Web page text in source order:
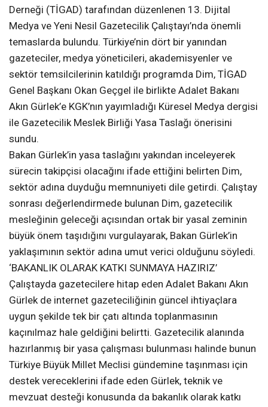
Derneği (TİGAD) tarafından düzenlenen 13. Dijital
Medya ve Yeni Nesil Gazetecilik Çalıştayı’nda önemli
temaslarda bulundu. Türkiye’nin dört bir yanından
gazeteciler, medya yöneticileri, akademisyenler ve
sektör temsilcilerinin katıldığı programda Dim, TİGAD
Genel Başkanı Okan Geçgel ile birlikte Adalet Bakanı
Akın Gürlek’e KGK’nın yayımladığı Küresel Medya dergisi
ile Gazetecilik Meslek Birliği Yasa Taslağı önerisini
sundu.
Bakan Gürlek’in yasa taslağını yakından inceleyerek
sürecin takipçisi olacağını ifade ettiğini belirten Dim,
sektör adına duyduğu memnuniyeti dile getirdi. Çalıştay
sonrası değerlendirmede bulunan Dim, gazetecilik
mesleğinin geleceği açısından ortak bir yasal zeminin
büyük önem taşıdığını vurgulayarak, Bakan Gürlek’in
yaklaşımının sektör adına umut verici olduğunu söyledi.
‘BAKANLIK OLARAK KATKI SUNMAYA HAZIRIZ’
Çalıştayda gazetecilere hitap eden Adalet Bakanı Akın
Gürlek de internet gazeteciliğinin güncel ihtiyaçlara
uygun şekilde tek bir çatı altında toplanmasının
kaçınılmaz hale geldiğini belirtti. Gazetecilik alanında
hazırlanmış bir yasa çalışması bulunması halinde bunun
Türkiye Büyük Millet Meclisi gündemine taşınması için
destek vereceklerini ifade eden Gürlek, teknik ve
mevzuat desteği konusunda da bakanlık olarak katkı